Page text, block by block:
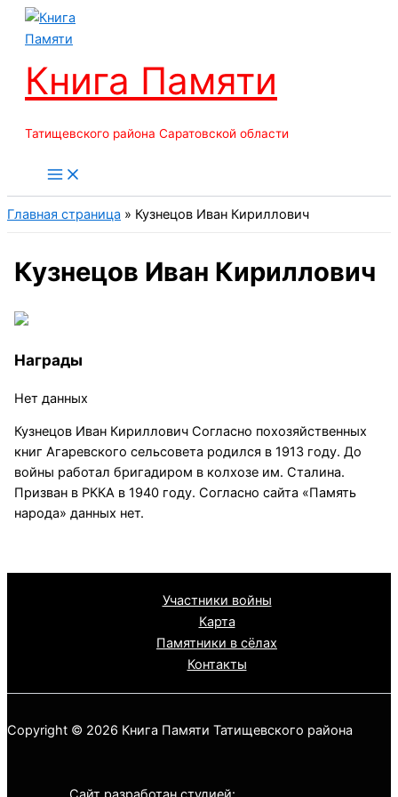
Перейти
Книга Памяти
Татищевского района Саратовской области
Главная страница » Кузнецов Иван Кириллович
Кузнецов Иван Кириллович
Награды
Нет данных
Кузнецов Иван Кириллович Согласно похозяйственных
книг Агаревского сельсовета родился в 1913 году. До
войны работал бригадиром в колхозе им. Сталина.
Призван в РККА в 1940 году. Согласно сайта «Память
народа» данных нет.
Участники войны
Карта
Памятники в сёлах
Контакты
Copyright © 2026 Книга Памяти Татищевского района